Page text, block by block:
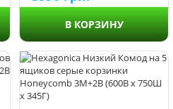
В КОРЗИНУ